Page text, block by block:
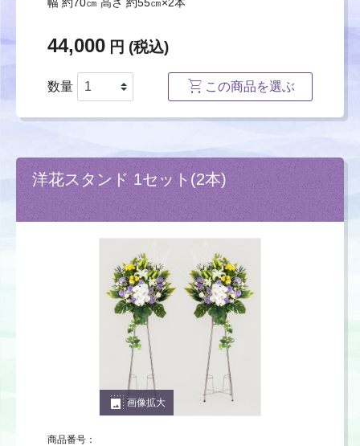
44,000 円 (税込)
数量 この商品を選ぶ
洋花スタンド 1セット(2本)
photo_size_select_large 画像拡大
商品番号：